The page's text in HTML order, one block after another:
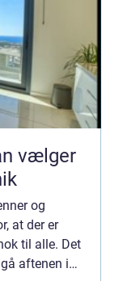
og
at der er
til alle. Det
aftenen i